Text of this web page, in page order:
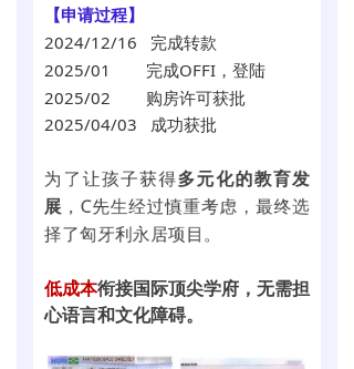
【申请过程】
2024/12/16 完成转款
2025/01 完成OFFI，登陆
2025/02 购房许可获批
2025/04/03 成功获批
为了让孩子获得多元化的教育发
展 ，C先生经过慎重考虑，最终选
择了匈牙利永居项目。
低成本衔接国际顶尖学府，无需担
心语言和文化障碍。